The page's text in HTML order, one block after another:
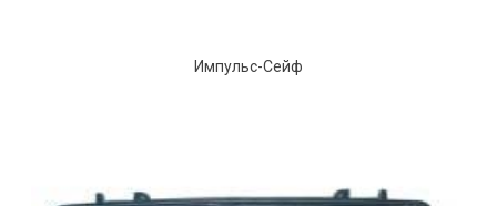
Импульс-Сейф